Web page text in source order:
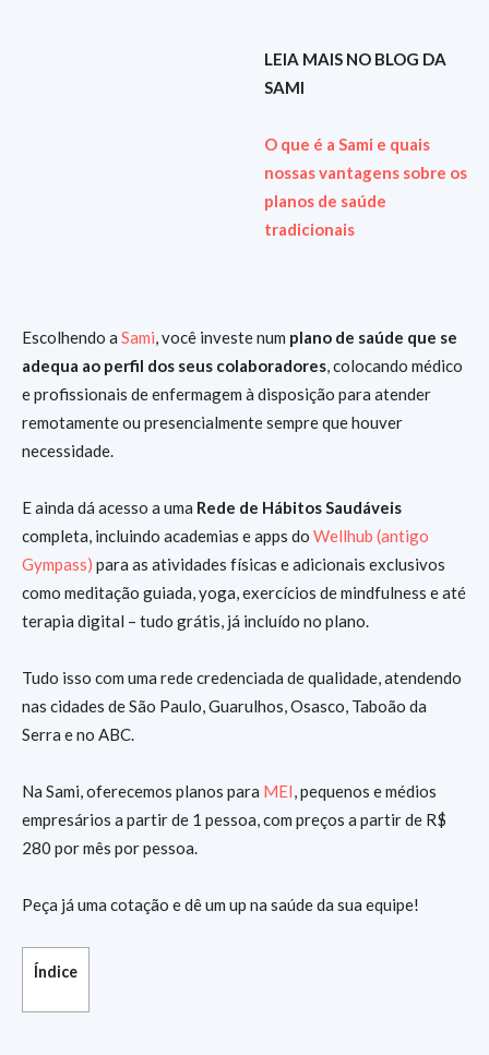
LEIA MAIS NO BLOG DA
SAMI
O que é a Sami e quais
nossas vantagens sobre os
planos de saúde
tradicionais
Escolhendo a Sami, você investe num plano de saúde que se
adequa ao perfil dos seus colaboradores, colocando médico
e profissionais de enfermagem à disposição para atender
remotamente ou presencialmente sempre que houver
necessidade.
E ainda dá acesso a uma Rede de Hábitos Saudáveis
completa, incluindo academias e apps do Wellhub (antigo
Gympass) para as atividades físicas e adicionais exclusivos
como meditação guiada, yoga, exercícios de mindfulness e até
terapia digital – tudo grátis, já incluído no plano.
Tudo isso com uma rede credenciada de qualidade, atendendo
nas cidades de São Paulo, Guarulhos, Osasco, Taboão da
Serra e no ABC.
Na Sami, oferecemos planos para MEI, pequenos e médios
empresários a partir de 1 pessoa, com preços a partir de R$
280 por mês por pessoa.
Peça já uma cotação e dê um up na saúde da sua equipe!
Índice